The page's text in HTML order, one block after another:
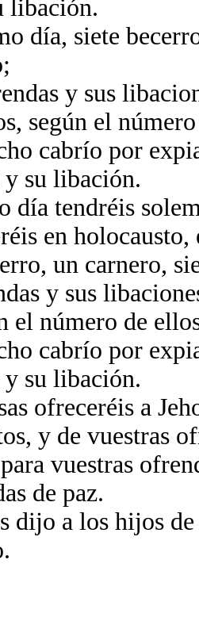
libación.
día, siete
y sus
según el
cabrío por
su libación.
día tendréis
en
un carnero,
y sus
el número de
cabrío por
su libación.
ofreceréis a
y de vuestras
vuestras
de paz.
dijo a los hijos